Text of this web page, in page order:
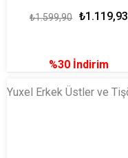
₺1.119,93
₺1.599,90
%30 İndirim